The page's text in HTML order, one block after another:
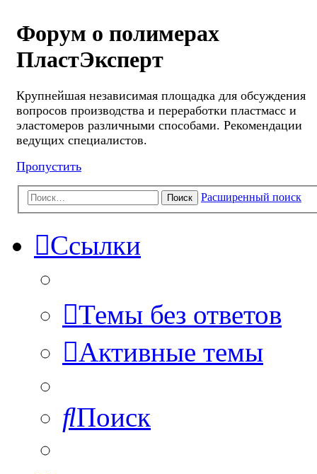
Форум о полимерах
ПластЭксперт
Крупнейшая независимая площадка для обсуждения
вопросов производства и переработки пластмасс и
эластомеров различными способами. Рекомендации
ведущих специалистов.
Пропустить
Поиск Расширенный поиск
Ссылки
Темы без ответов
Активные темы
Поиск